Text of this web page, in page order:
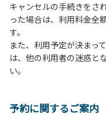
手続きを行ってくださ
４、車両は、荷物の積
ださい。
５、チェックアウトは
午後5時まで）です。
方や使用人数が増えた
ら午前10時までの間に
キャンセルの手続きをさ
った場合は、利用料金全
す。
また、利用予定が決まっ
は、他の利用者の迷惑と
い。
予約に関するご案内